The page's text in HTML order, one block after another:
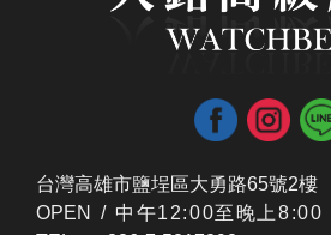
台灣高雄市鹽埕區大勇路65號2樓
OPEN / 中午12:00至晚上8:00